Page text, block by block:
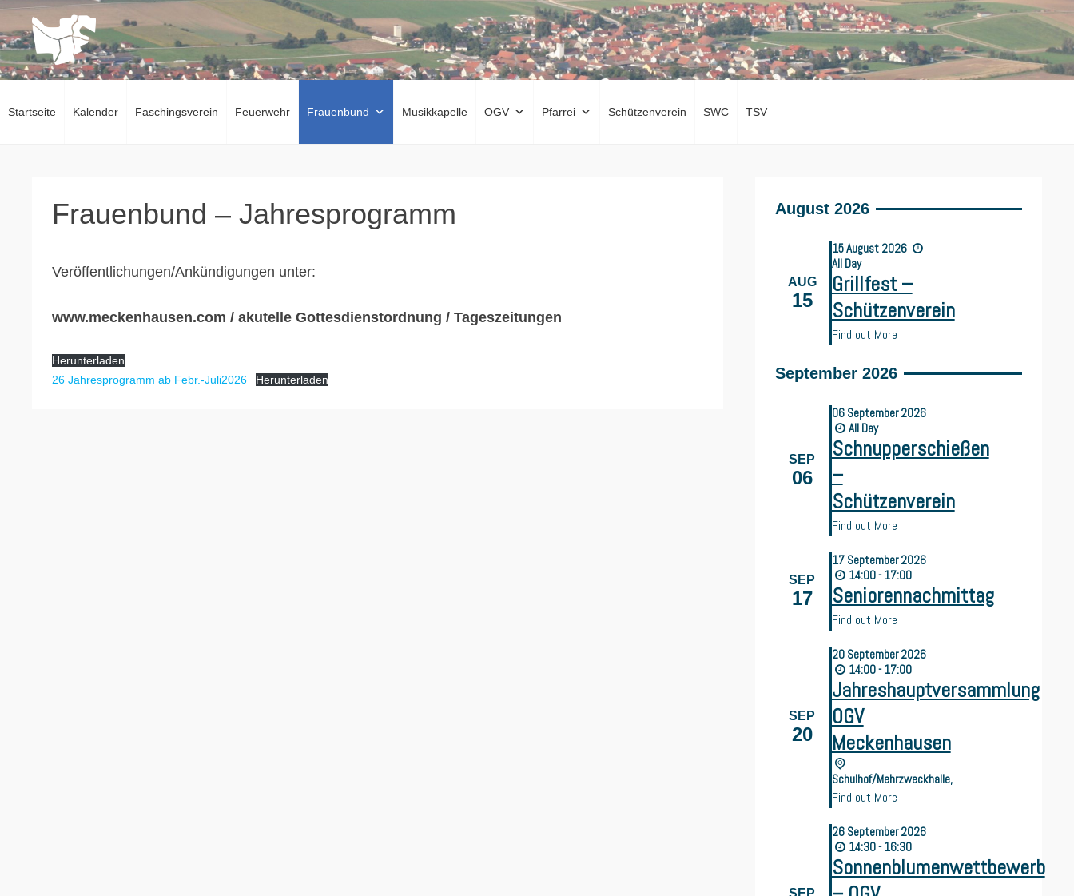
Zum
Inhalt
springen
Startseite Kalender Faschingsverein Feuerwehr Frauenbund Musikkapelle OGV Pfarrei Schützenverein SWC TSV
Frauenbund – Jahresprogramm
Veröffentlichungen/Ankündigungen unter:
www.meckenhausen.com / akutelle Gottesdienstordnung / Tageszeitungen
Herunterladen
26 Jahresprogramm ab Febr.-Juli2026
Herunterladen
August 2026
AUG
15
15August 2026
All Day
Grillfest –
Schützenverein
Find out More
September 2026
SEP
06
06 September2026
All Day
Schnupperschießen
–
Schützenverein
Find out More
SEP
17
17 September2026
14:00 - 17:00
Seniorennachmittag
Find out More
SEP
20
20 September2026
14:00 - 17:00
Jahreshauptversammlung
OGV
Meckenhausen
Schulhof/Mehrzweckhalle,
Find out More
SEP
26 September2026
14:30 - 16:30
Sonnenblumenwettbewerb